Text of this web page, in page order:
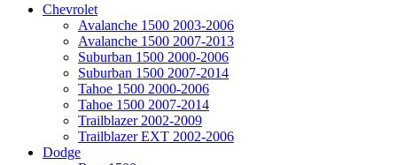
Chevrolet
Avalanche 1500 2003-2006
Avalanche 1500 2007-2013
Suburban 1500 2000-2006
Suburban 1500 2007-2014
Tahoe 1500 2000-2006
Tahoe 1500 2007-2014
Trailblazer 2002-2009
Trailblazer EXT 2002-2006
Dodge